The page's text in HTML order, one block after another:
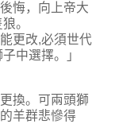
悔，向上帝大
。
更改,必須世代
中選擇。」
換。可兩頭獅
羊群悲慘得